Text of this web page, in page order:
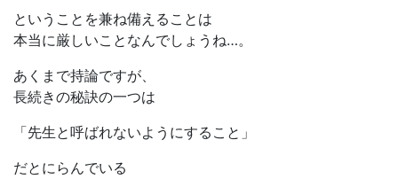
ということを兼ね備えることは
本当に厳しいことなんでしょうね…。
あくまで持論ですが、
長続きの秘訣の一つは
「先生と呼ばれないようにすること」
だとにらんでいる